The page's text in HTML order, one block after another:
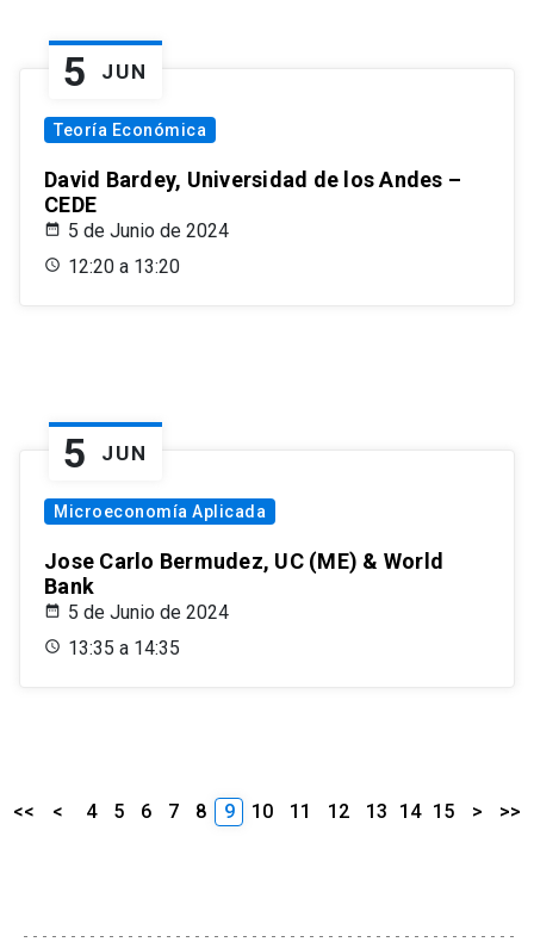
5 JUN
Teoría Económica
David Bardey, Universidad de los Andes –
CEDE
5 de Junio de 2024
12:20 a 13:20
5 JUN
Microeconomía Aplicada
Jose Carlo Bermudez, UC (ME) & World
Bank
5 de Junio de 2024
13:35 a 14:35
<< < 4 5 6 7 8 9 10 11 12 13 14 15 > >>